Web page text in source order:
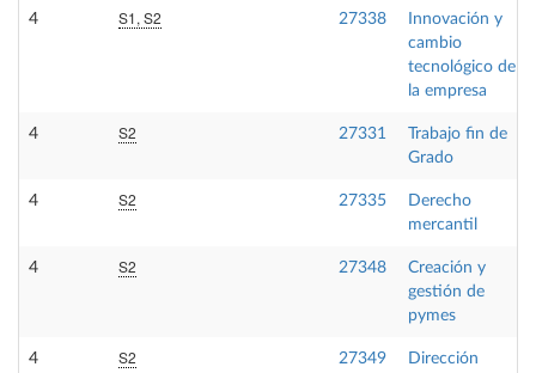
4 S1, S2 27338
Innovación y
cambio
tecnológico de
la empresa
4 S2 27331
Trabajo fin de
Grado
4 S2 27335
Derecho
mercantil
4 S2 27348
Creación y
gestión de
pymes
4 S2 27349
Dirección